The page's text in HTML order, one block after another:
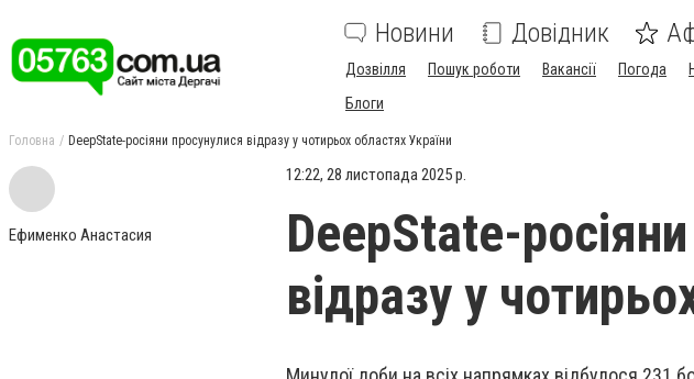
Новини Довідник
Дозвілля Пошук роботи Вакансії Погода
Блоги
Головна DeepState-росіяни просунулися відразу у чотирьох областях України
Ефименко Анастасия
12:22, 28 листопада 2025 р.
DeepState-
відразу у